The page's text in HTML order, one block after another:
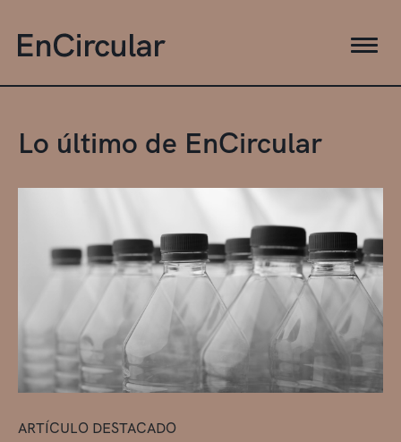
Lo último de EnCircular
ARTÍCULO DESTACADO